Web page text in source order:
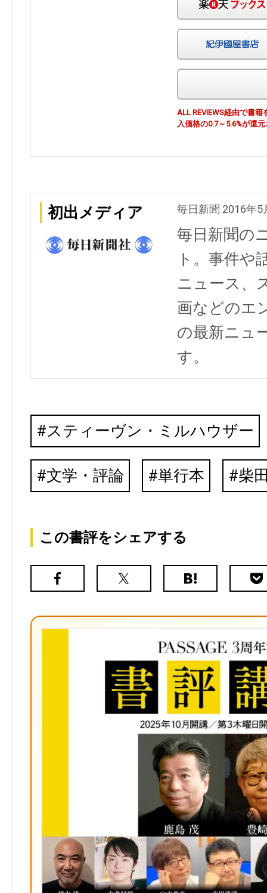
ALL REVIEWS経由で書
入価格の0.7～5.6%が還
初出メディア 毎日新聞 2016年5
毎日新聞の
ト。事件や
ニュース、
画などのエ
の最新ニュ
す。
スティーヴン・ミルハウザー
文学・評論 単行本 柴
この書評をシェアする
Facebook
X（旧
は
ク
マ
ー
ク